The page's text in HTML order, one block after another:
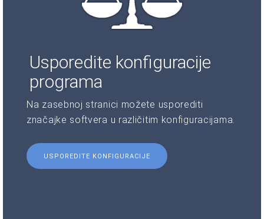
Usporedite konfiguracije
programa
Na zasebnoj stranici možete usporediti
značajke softvera u različitim konfiguracijama.
USPOREDITE KONFIGURACIJE